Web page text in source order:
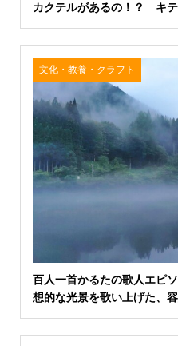
カクテルがあるの！？ キ
文化・教養・クラフト
百人一首かるたの歌人エピ
想的な光景を歌い上げた、